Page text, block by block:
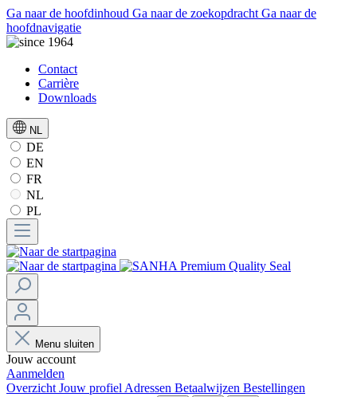
Ga naar de hoofdinhoud Ga naar de zoekopdracht Ga naar de
hoofdnavigatie
Contact
Carrière
Downloads
NL
DE
EN
FR
NL
PL
Menu sluiten
Jouw account
Aanmelden
Overzicht Jouw profiel Adressen Betaalwijzen Bestellingen